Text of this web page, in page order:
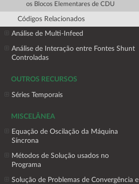
os Blocos Elementares de CDU
Códigos Relacionados
Análise de Multi-Infeed
Análise de Interação entre Fontes Shunt
Controladas
OUTROS RECURSOS
Séries Temporais
MISCELÂNEA
Equação de Oscilação da Máquina
Síncrona
Métodos de Solução usados no
Programa
Solução de Problemas de Convergência e